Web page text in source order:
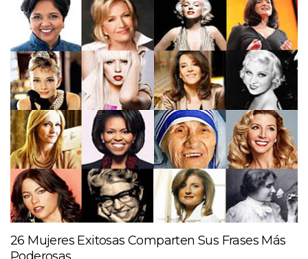
26 Mujeres Exitosas Comparten Sus Frases Más